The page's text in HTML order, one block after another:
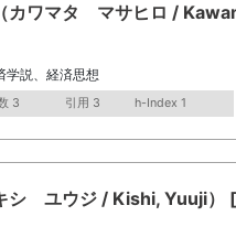
ワマタ マサヒロ /
学説、経済思想
3 引用 3 h-Index 1
ユウジ / Kishi, Yuuji） [